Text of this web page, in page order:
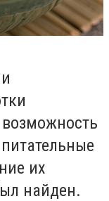
их
найден.